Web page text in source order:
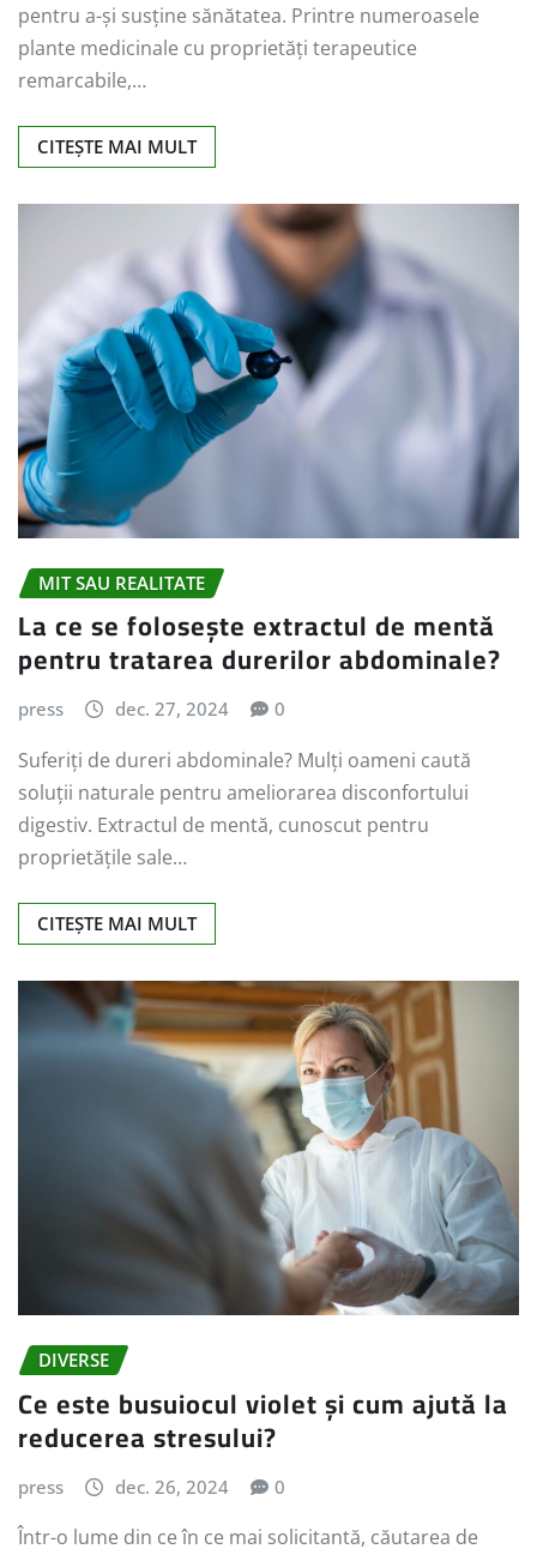
pentru a-și susține sănătatea. Printre numeroasele
plante medicinale cu proprietăți terapeutice
remarcabile,…
CITEȘTE MAI MULT
MIT SAU REALITATE
La ce se folosește extractul de mentă
pentru tratarea durerilor abdominale?
press dec. 27, 2024 0
Suferiți de dureri abdominale? Mulți oameni caută
soluții naturale pentru ameliorarea disconfortului
digestiv. Extractul de mentă, cunoscut pentru
proprietățile sale…
CITEȘTE MAI MULT
DIVERSE
Ce este busuiocul violet și cum ajută la
reducerea stresului?
press dec. 26, 2024 0
Într-o lume din ce în ce mai solicitantă, căutarea de